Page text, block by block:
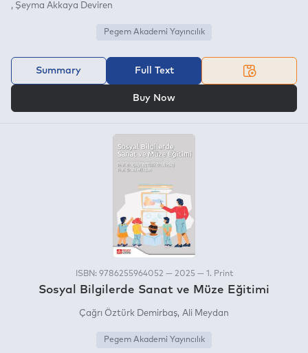
Şeyma Akkaya Deviren
Pegem Akademi Yayıncılık
Summary Full Text
Buy Now
ISBN: 9786255964052 — 2025 — 1. Print
Sosyal Bilgilerde Sanat ve Müze Eğitimi
Çağrı Öztürk Demirbaş Ali Meydan
Pegem Akademi Yayıncılık